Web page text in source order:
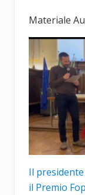
Materiale
Il
il Premio